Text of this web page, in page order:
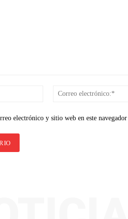
Nombre:*
electrónico y sitio web en este